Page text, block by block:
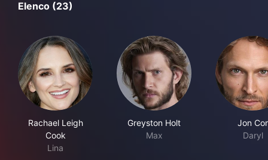
Elenco (23)
Rachael Leigh
Cook
Lina
Greyston Holt
Max
Jon Cor
Daryl